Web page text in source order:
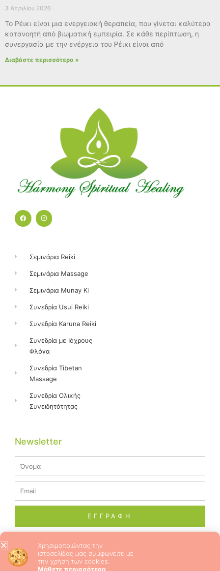
3 Απριλίου 2026
Το Ρέικι είναι μια ενεργειακή θεραπεία, που γίνεται καλύτερα
κατανοητή από βιωματική εμπειρία. Σε κάθε περίπτωση, η
συνεργασία με την ενέργεια του Ρέικι είναι από
Διαβάστε περισσότερα »
F
a
I
n
m
Σεμινάρια Reiki
Σεμινάρια Massage
Σεμινάρια Munay Ki
Συνεδρία Usui Reiki
Συνεδρία Karuna Reiki
Συνεδρία με Ιόχρους
Φλόγα
Συνεδρία Tibetan
Massage
Συνεδρία Ολικής
Συνειδητότητας
Newsletter
ΕΓΓΡΑΦΗ
© 2026 ALL RIGHTS RESERVED​
Χρησιμοποιώντας την
ιστοσελίδας μας συμφωνείτε με
την χρήση των cookies.
Μάθετε περισσότερα